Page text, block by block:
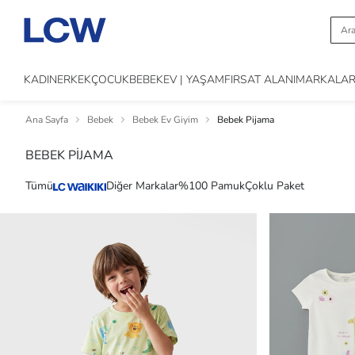
KADINERKEKÇOCUKBEBEKEV | YAŞAMFIRSAT ALANIMARKALAR
Ana Sayfa Bebek Bebek Ev Giyim Bebek Pijama
BEBEK PİJAMA
Tümü Diğer Markalar%100 PamukÇoklu Paket